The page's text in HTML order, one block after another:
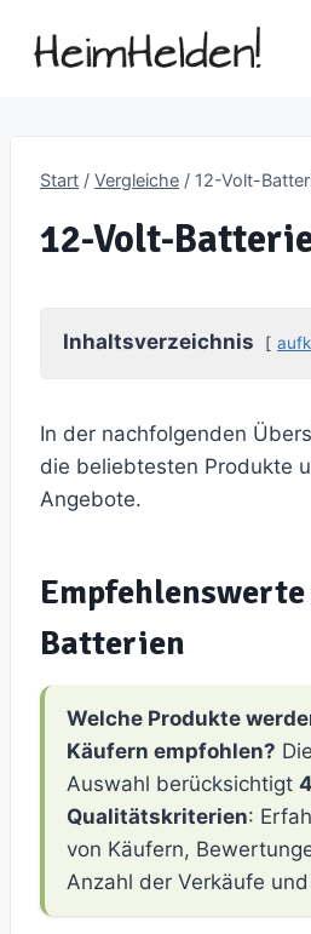
Inhalt
Start / Vergleiche / 12-Volt-
12-Volt-
Inhaltsverzeichnis
In der nachfolgenden
die beliebtesten Produkte
Angebote.
Batterien
Welche Produkte
Käufern empfohlen?
Auswahl berücksichtigt 4
Qualitätskriterien:
von Käufern,
Anzahl der Verkäufe